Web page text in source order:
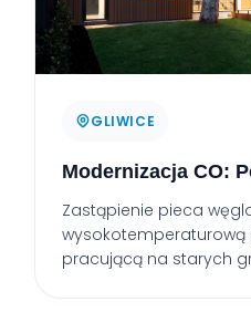
GLIWICE
Modernizacja CO:
Zastąpienie pieca
wysokotemperaturową
pracującą na starych